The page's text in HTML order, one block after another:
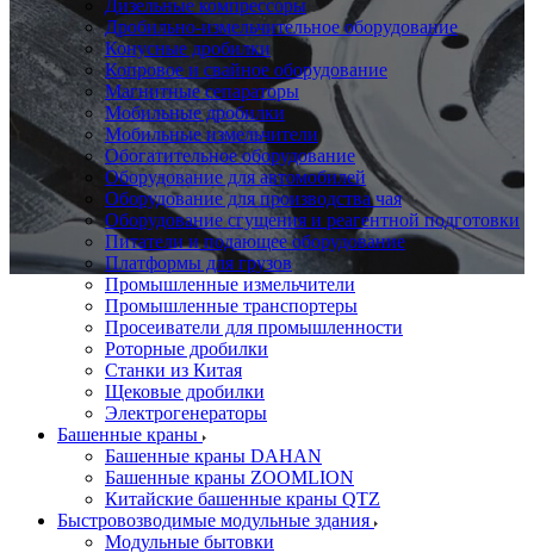
Дизельные компрессоры
Дробильно-измельчительное оборудование
Конусные дробилки
Копровое и свайное оборудование
Магнитные сепараторы
Мобильные дробилки
Мобильные измельчители
Обогатительное оборудование
Оборудование для автомобилей
Оборудование для производства чая
Оборудование сгущения и реагентной подготовки
Питатели и подающее оборудование
Платформы для грузов
Промышленные измельчители
Промышленные транспортеры
Просеиватели для промышленности
Роторные дробилки
Станки из Китая
Щековые дробилки
Электрогенераторы
Башенные краны
Башенные краны DAHAN
Башенные краны ZOOMLION
Китайские башенные краны QTZ
Быстровозводимые модульные здания
Модульные бытовки